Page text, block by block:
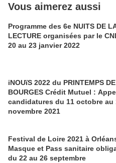
Vous aimerez aussi
Programme des 6e NUITS DE
LECTURE organisées par le
20 au 23 janvier 2022
iNOUïS 2022 du PRINTEMPS DE
BOURGES Crédit Mutuel :
candidatures du 11 octobre au 10
novembre 2021
Festival de Loire 2021 à
Masque et Pass sanitaire
du 22 au 26 septembre